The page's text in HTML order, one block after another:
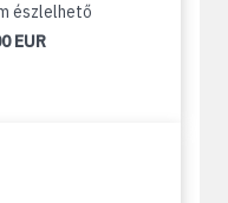
észlelhető
EUR